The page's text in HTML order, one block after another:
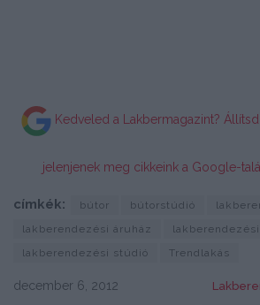
Kedveled a Lakbermagazint?
jelenjenek meg cikkeink a Google-
címkék: bútor bútorstúdió
lakberendezési áruház
lakberendezési stúdió
Trendlakás
december 6, 2012